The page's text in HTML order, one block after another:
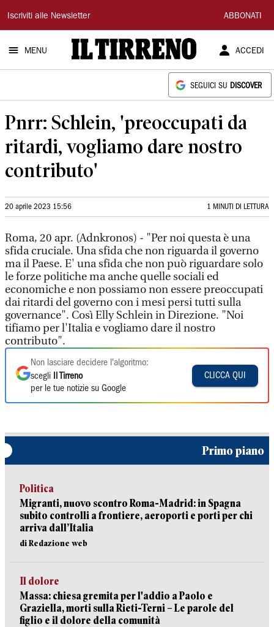
Il
Tirreno
Iscriviti alle Newsletter ABBONATI
MENU ACCEDI
SEGUICI SU DISCOVER
Pnrr: Schlein, 'preoccupati da
ritardi, vogliamo dare nostro
contributo'
20 aprile 2023 15:56 1 MINUTI DI LETTURA
Roma, 20 apr. (Adnkronos) - "Per noi questa è una
sfida cruciale. Una sfida che non riguarda il governo
ma il Paese. E' una sfida che non può riguardare solo
le forze politiche ma anche quelle sociali ed
economiche e non possiamo non essere preoccupati
dai ritardi del governo con i mesi persi tutti sulla
governance". Così Elly Schlein in Direzione. "Noi
tifiamo per l'Italia e vogliamo dare il nostro
contributo".
Non lasciare decidere l'algoritmo:
scegli
Il Tirreno
per le tue notizie su Google
CLICCA QUI
Primo piano
Politica
Migranti, nuovo scontro Roma-Madrid: in Spagna
subito controlli a frontiere, aeroporti e porti per chi
arriva dall’Italia
di Redazione web
Il dolore
Massa: chiesa gremita per l'addio a Paolo e
Graziella, morti sulla Rieti-Terni – Le parole del
figlio e il dolore della comunità